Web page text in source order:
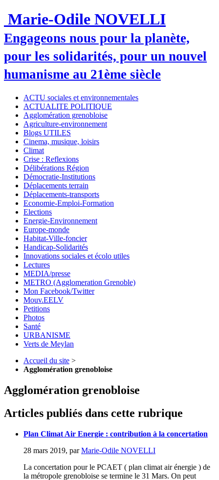
Marie-Odile NOVELLI
Engageons nous pour la planète,
pour les solidarités, pour un nouvel
humanisme au 21ème siècle
ACTU sociales et environnementales
ACTUALITE POLITIQUE
Agglomération grenobloise
Agriculture-environnement
Blogs UTILES
Cinema, musique, loisirs
Climat
Crise : Reflexions
Délibérations Région
Démocratie-Institutions
Déplacements terrain
Déplacements-transports
Economie-Emploi-Formation
Elections
Energie-Environnement
Europe-monde
Habitat-Ville-foncier
Handicap-Solidarités
Innovations sociales et écolo utiles
Lectures
MEDIA/presse
METRO (Agglomeration Grenoble)
Mon Facebook/Twitter
Mouv.EELV
Petitions
Photos
Santé
URBANISME
Verts de Meylan
Accueil du site >
Agglomération grenobloise
Agglomération grenobloise
Articles publiés dans cette rubrique
Plan Climat Air Energie : contribution à la concertation
28 mars 2019, parMarie-Odile NOVELLI
La concertation pour le PCAET ( plan climat air énergie ) de
la métropole grenobloise se termine le 31 Mars. On peut